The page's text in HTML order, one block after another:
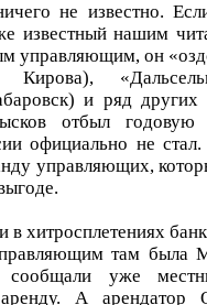
не известно.
известный нашим
управляющим, он
и ряд
отбыл годовую
официально не
управляющих,
хитросплетениях
там была
сообщали уже
А